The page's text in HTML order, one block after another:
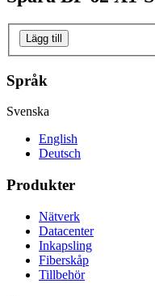
Lägg till
Språk
Svenska
English
Deutsch
Produkter
Nätverk
Datacenter
Inkapsling
Fiberskåp
Tillbehör